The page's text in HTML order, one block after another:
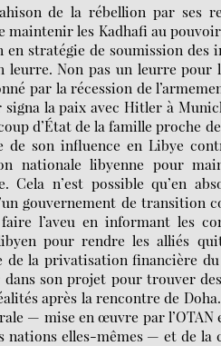
de la rébellion par ses
maintenir les Kadhafi au
en stratégie de soumission
leurre. Non pas un leurre
par la récession de
signa la paix avec Hitler à
d’État de la famille proche
de son influence en Libye
nationale libyenne pour
Cela n’est possible qu’en
gouvernement de transition
l’aveu en informant les
pour rendre les alliés
de la privatisation financière
son projet pour trouver
après la rencontre de
— mise en œuvre par l’OTAN
nations elles-mêmes — et de